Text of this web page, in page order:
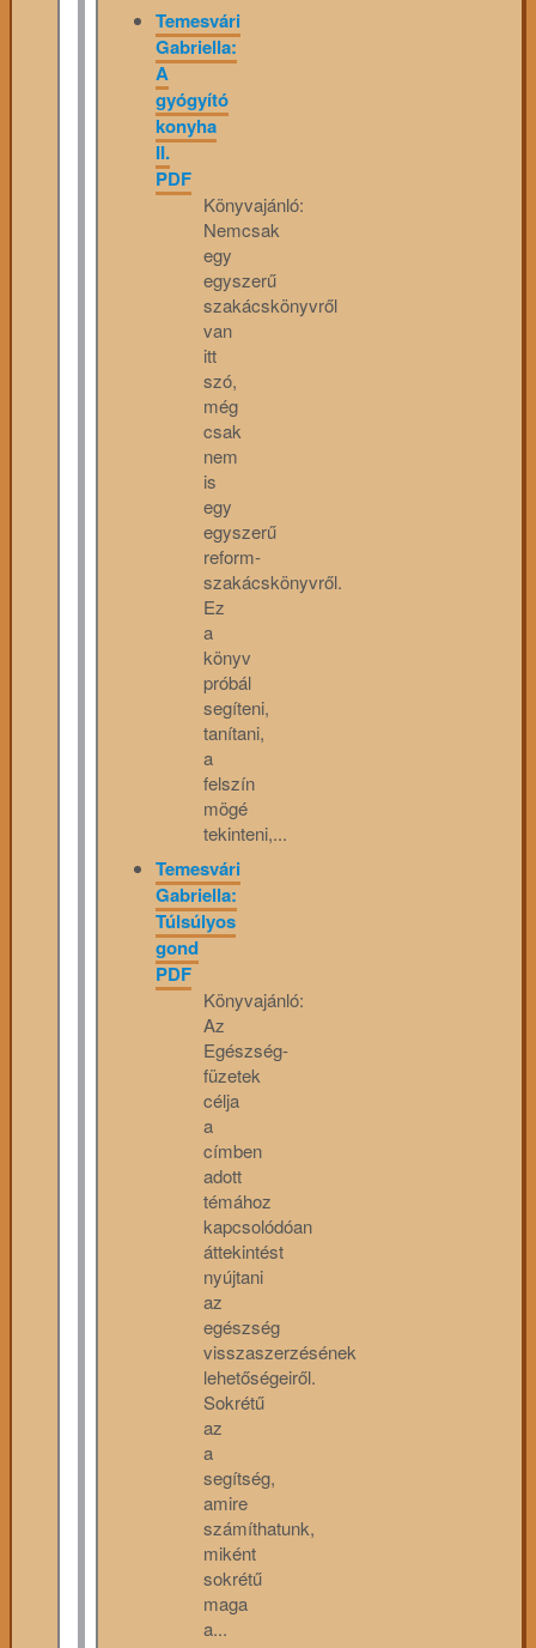
Temesvári
Gabriella:
A
gyógyító
konyha
II.
PDF
Könyvajánló:
Nemcsak
egy
egyszerű
szakácskönyvről
van
itt
szó,
még
csak
nem
is
egy
egyszerű
reform-
szakácskönyvről.
Ez
a
könyv
próbál
segíteni,
tanítani,
a
felszín
mögé
tekinteni,...
Temesvári
Gabriella:
Túlsúlyos
gond
PDF
Könyvajánló:
Az
Egészség-
füzetek
célja
a
címben
adott
témához
kapcsolódóan
áttekintést
nyújtani
az
egészség
visszaszerzésének
lehetőségeiről.
Sokrétű
az
a
segítség,
amire
számíthatunk,
miként
sokrétű
maga
a...